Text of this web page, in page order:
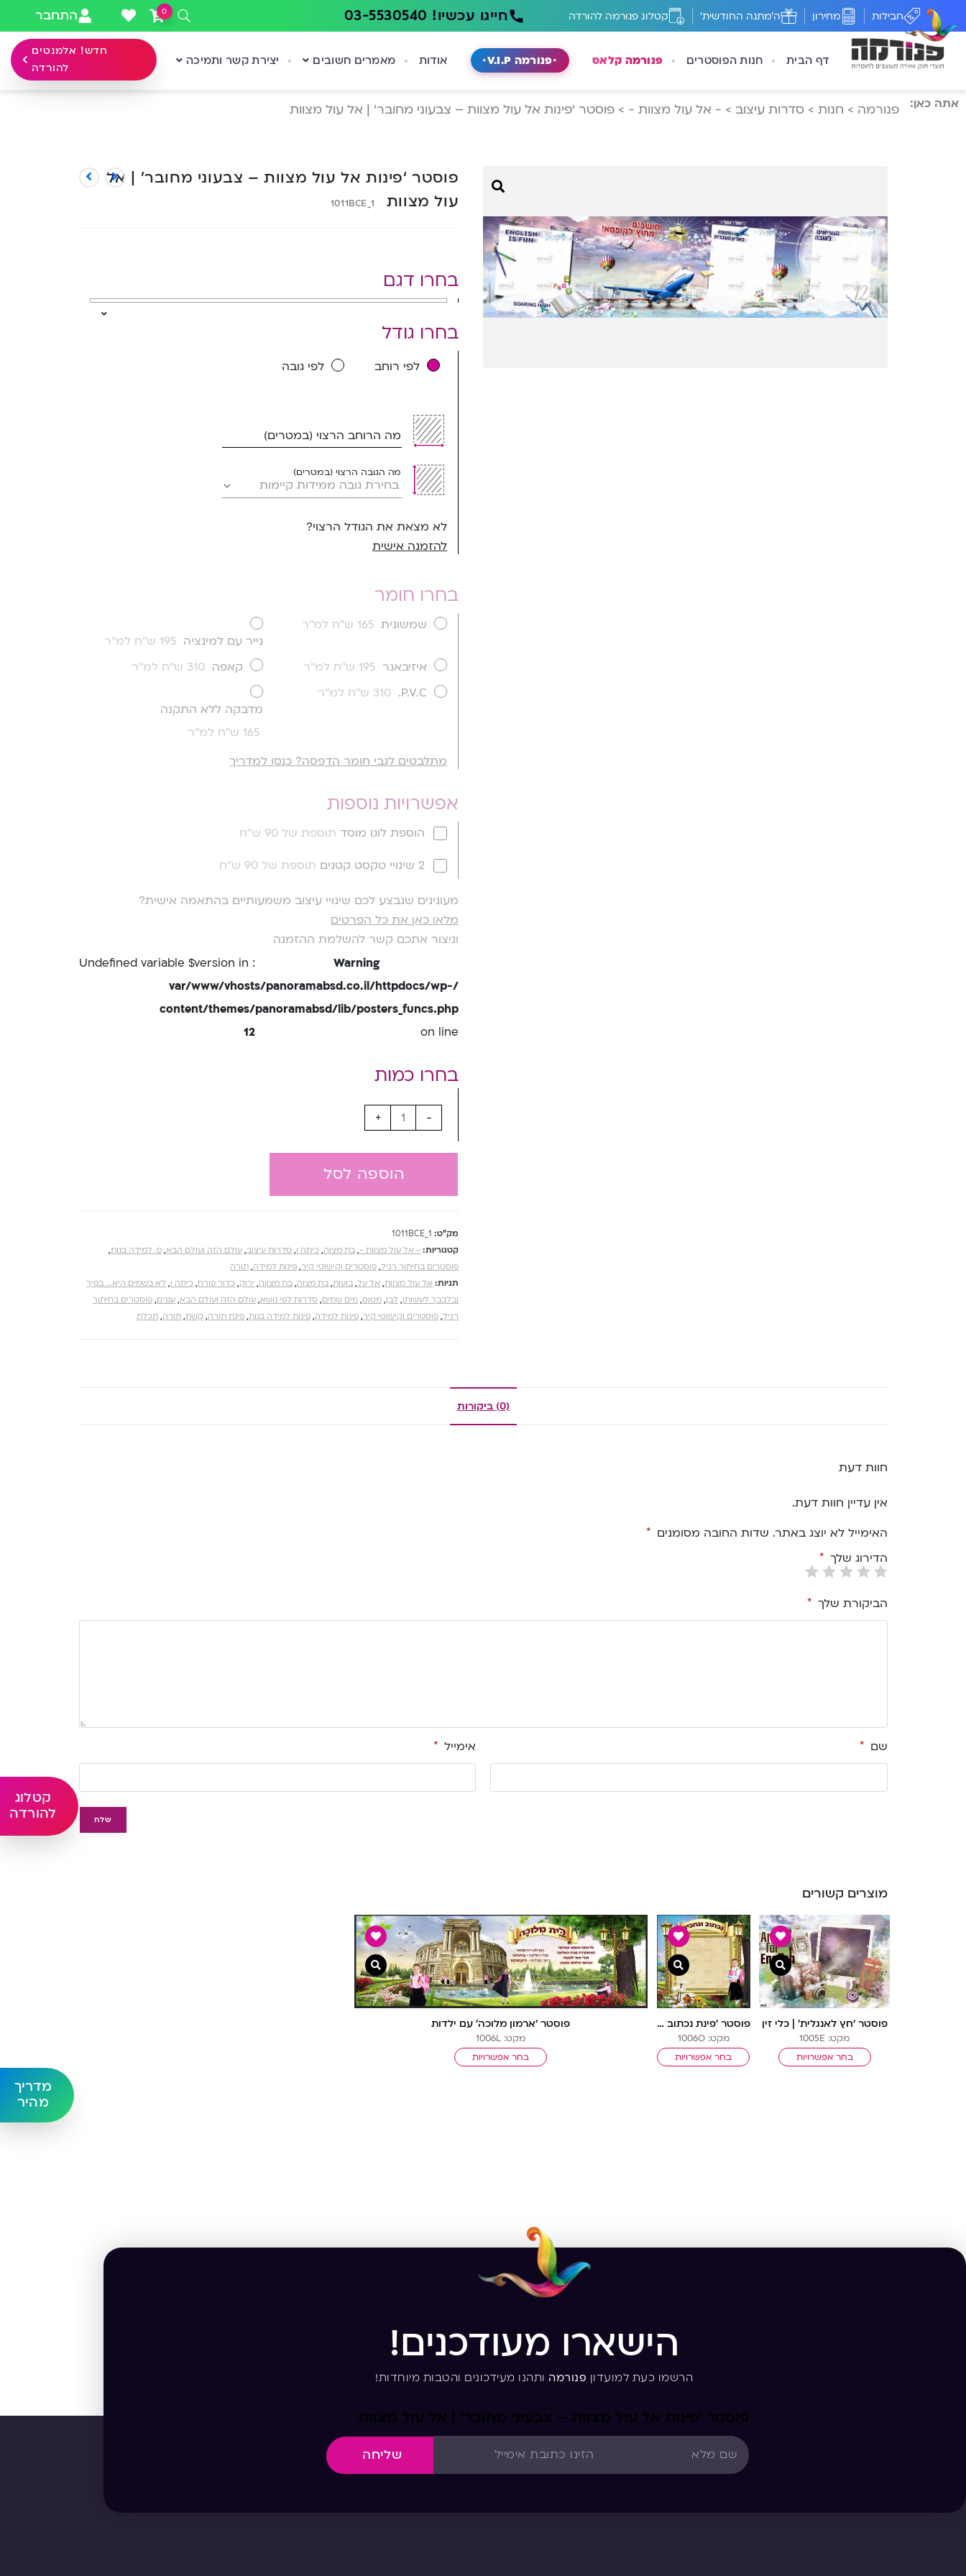
חבילות מחירון ה'מתנה החודשית' קטלוג פנורמה להורדה חייגו עכשיו! 03-5530540 0 התחבר
קטלוג
להורדה
מדריך
מהיר
דף הבית חנות הפוסטרים פנורמה קלאס פנורמה V.I.P אודות מאמרים חשובים יצירת קשר ותמיכה
חדש! אלמנטים
להורדה
אתה כאן: פנורמה > חנות > סדרות עיצוב > - אל עול מצוות - > פוסטר ‘פינות אל עול מצוות – צבעוני מחובר’ | אל עול מצוות
פוסטר ‘פינות אל עול מצוות – צבעוני מחובר’ | אל
עול מצוות
1011BCE_1
בחרו דגם
בחרו גודל
לפי רוחב לפי גובה
מה הרוחב הרצוי (במטרים)
מה הגובה הרצוי (במטרים)
לא מצאת את הגודל הרצוי?
להזמנה אישית
בחרו חומר
שמשונית 165 ש''ח למ''ר
נייר עם למינציה 195 ש''ח למ''ר
איזיבאנר 195 ש''ח למ''ר קאפה 310 ש''ח למ''ר
P.V.C.
310 ש''ח למ''ר
מדבקה ללא התקנה
165 ש''ח למ''ר
מתלבטים לגבי חומר הדפסה? כנסו למדריך
אפשרויות נוספות
הוספת לוגו מוסד תוספת של 90 ש"ח
2 שינויי טקסט קטנים תוספת של 90 ש"ח
מעונינים שנבצע לכם שינויי עיצוב משמעותיים בהתאמה אישית?
מלאו כאן את כל הפרטים
וניצור אתכם קשר להשלמת ההזמנה
Warning
: Undefined variable $version in
/var/www/vhosts/panoramabsd.co.il/httpdocs/wp-
content/themes/panoramabsd/lib/posters_funcs.php
on line
12
-
+
הוספה לסל
מק"ט: 1011BCE_1
קטגוריות: - אל עול מצוות -, בת מצוה, כיתה ו, סדרות עיצוב, עולם הזה ועולם הבא, פ. למידה בנות,
פוסטרים בחיתוך רגיל, פוסטרים וקישוטי קיר, פינות למידה, תורה
תגיות: אל עול מצוות, אל על, בועות, בת מצוה, בת מצווה, ירוק, כדור פורח, כיתה ו, לא בשמים היא... בפיך
ובלבבך לעשותו, לבן, מטוס, מים שמים, סדרות לפי נושא, עולם הזה ועולם הבא, עננים, פוסטרים בחיתוך
רגיל, פוסטרים וקישוטי קיר, פינות למידה, פינות למידה בנות, פינת תורה, קשת, תורה, תכלת
(0) ביקורות
חוות דעת
אין עדיין חוות דעת.
האימייל לא יוצג באתר. שדות החובה מסומנים *
הדירוג שלך *
הביקורת שלך *
שם * אימייל *
מוצרים קשורים
פוסטר ‘חץ לאנגלית’ | כלי זין
מקט: 1005E
בחר אפשרויות
צפייה מהירה
פוסטר ‘פינת נכתוב ונחכים’ | ארמון מלוכה
מקט: 1006O
בחר אפשרויות
צפייה מהירה
פוסטר ‘ארמון מלוכה’ עם ילדות
מקט: 1006L
בחר אפשרויות
צפייה מהירה
הישארו מעודכנים!
הרשמו כעת למועדון פנורמה ותהנו מעידכונים והטבות מיוחדות!
פוסטר ‘פינות אל עול מצוות – צבעוני מחובר’ | אל עול מצוות
שליחה